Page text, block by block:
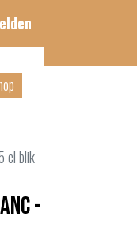
cl blik
-